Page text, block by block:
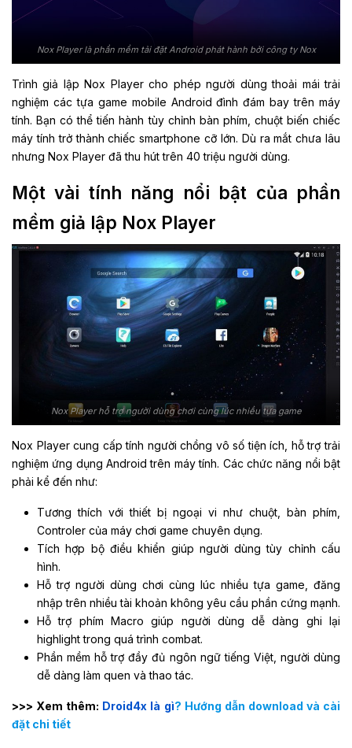
Nox Player là phần mềm tải đặt Android phát hành bởi công ty Nox
Trình giả lập Nox Player cho phép người dùng thoải mái trải
nghiệm các tựa game mobile Android đình đám bay trên máy
tính. Bạn có thể tiến hành tùy chỉnh bàn phím, chuột biến chiếc
máy tính trở thành chiếc smartphone cỡ lớn. Dù ra mắt chưa lâu
nhưng Nox Player đã thu hút trên 40 triệu người dùng.
Một vài tính năng nổi bật của phần
mềm giả lập Nox Player
Nox Player hỗ trợ người dùng chơi cùng lúc nhiều tựa game
Nox Player cung cấp tính người chồng vô số tiện ích, hỗ trợ trải
nghiệm ứng dụng Android trên máy tính. Các chức năng nổi bật
phải kể đến như:
Tương thích với thiết bị ngoại vi như chuột, bàn phím,
Controler của máy chơi game chuyên dụng.
Tích hợp bộ điều khiển giúp người dùng tùy chỉnh cấu
hình.
Hỗ trợ người dùng chơi cùng lúc nhiều tựa game, đăng
nhập trên nhiều tài khoản không yêu cầu phần cứng mạnh.
Hỗ trợ phím Macro giúp người dùng dễ dàng ghi lại
highlight trong quá trình combat.
Phần mềm hỗ trợ đầy đủ ngôn ngữ tiếng Việt, người dùng
dễ dàng làm quen và thao tác.
>>> Xem thêm: Droid4x là gì? Hướng dẫn download và cài
đặt chi tiết